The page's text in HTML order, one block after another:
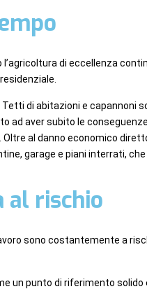
di eccellenza
di abitazioni e capannoni
ad aver subito le
al danno economico
garage e piani interrati,
al rischio
sono costantemente a
un punto di riferimento